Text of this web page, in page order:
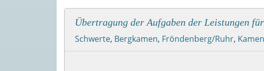
Übertragung der Aufgaben der Leistungen
Schwerte, Bergkamen, Fröndenberg/Ruhr, Kamen